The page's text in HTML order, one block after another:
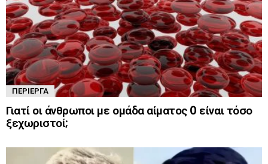
ΠΕΡΊΕΡΓΑ
Γιατί οι άνθρωποι με ομάδα αίματος 0 είναι τόσο
ξεχωριστοί;